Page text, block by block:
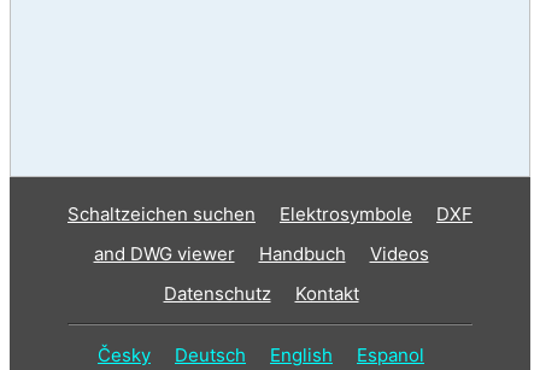
Schaltzeichen suchen Elektrosymbole
DXF
and DWG viewer
Handbuch
Videos
Datenschutz
Kontakt
Česky Deutsch English Espanol